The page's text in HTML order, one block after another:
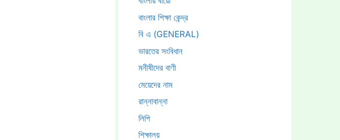
বাংলার শিক্ষা কেন্দ্র
বি এ (GENERAL)
ভারতের সংবিধান
মনীষীদের বাণী
মেয়েদের নাম
রান্নাবান্না
লিপি
শিক্ষালয়